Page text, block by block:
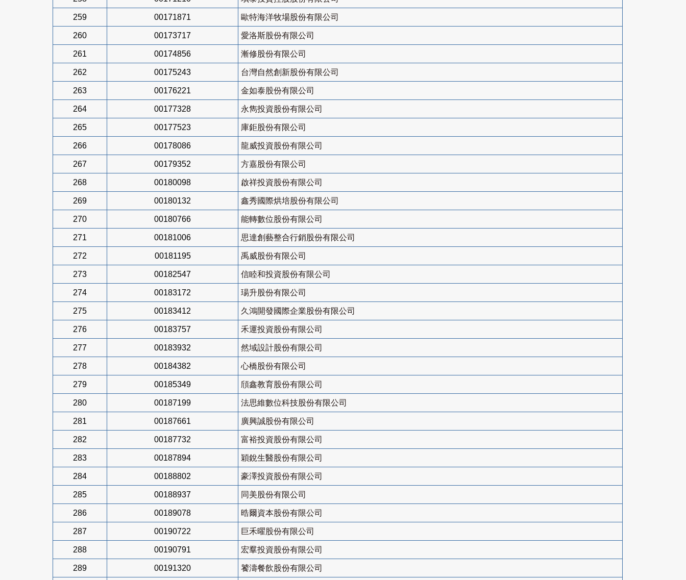
259 00171871 歐特海洋牧場股份有限公司
260 00173717 愛洛斯股份有限公司
261 00174856 漸修股份有限公司
262 00175243 台灣自然創新股份有限公司
263 00176221 金如泰股份有限公司
264 00177328 永雋投資股份有限公司
265 00177523 庫鉅股份有限公司
266 00178086 龍威投資股份有限公司
267 00179352 方嘉股份有限公司
268 00180098 啟祥投資股份有限公司
269 00180132 鑫秀國際烘培股份有限公司
270 00180766 能轉數位股份有限公司
271 00181006 思達創藝整合行銷股份有限公司
272 00181195 禹威股份有限公司
273 00182547 信睦和投資股份有限公司
274 00183172 瑒升股份有限公司
275 00183412 久鴻開發國際企業股份有限公司
276 00183757 禾運投資股份有限公司
277 00183932 然域設計股份有限公司
278 00184382 心橋股份有限公司
279 00185349 頎鑫教育股份有限公司
280 00187199 法思維數位科技股份有限公司
281 00187661 廣興誠股份有限公司
282 00187732 富裕投資股份有限公司
283 00187894 穎銳生醫股份有限公司
284 00188802 豪澤投資股份有限公司
285 00188937 同美股份有限公司
286 00189078 晧爾資本股份有限公司
287 00190722 巨禾曜股份有限公司
288 00190791 宏羣投資股份有限公司
289 00191320 饕濤餐飲股份有限公司